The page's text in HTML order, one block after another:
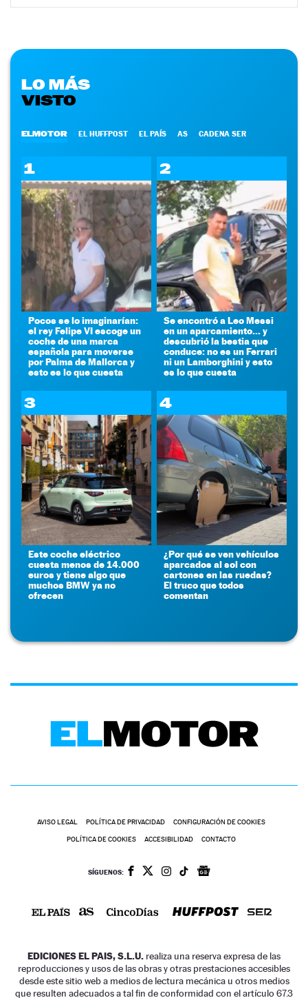
LO MÁS
VISTO
ELMOTOR EL HUFFPOST EL PAÍS AS CADENA SER
1
Pocos se lo imaginarían:
el rey Felipe VI escoge un
coche de una marca
española para moverse
por Palma de Mallorca y
esto es lo que cuesta
2
Se encontró a Leo Messi
en un aparcamiento... y
descubrió la bestia que
conduce: no es un Ferrari
ni un Lamborghini y esto
es lo que cuesta
3
Este coche eléctrico
cuesta menos de 14.000
euros y tiene algo que
muchos BMW ya no
ofrecen
4
¿Por qué se ven vehículos
aparcados al sol con
cartones en las ruedas?
El truco que todos
comentan
AVISO LEGAL POLÍTICA DE PRIVACIDAD CONFIGURACIÓN DE COOKIES
POLÍTICA DE COOKIES ACCESIBILIDAD CONTACTO
SÍGUENOS:
EDICIONES EL PAIS, S.L.U. realiza una reserva expresa de las
reproducciones y usos de las obras y otras prestaciones accesibles
desde este sitio web a medios de lectura mecánica u otros medios
que resulten adecuados a tal fin de conformidad con el artículo 67.3